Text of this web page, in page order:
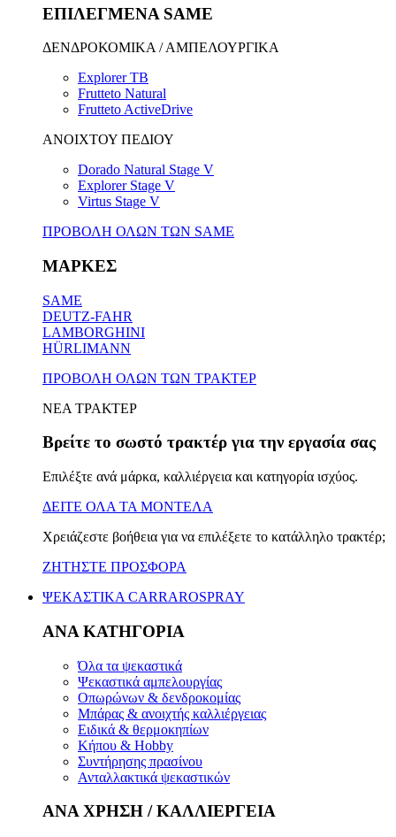
ΕΠΙΛΕΓΜΕΝΑ SAME
ΔΕΝΔΡΟΚΟΜΙΚΑ / ΑΜΠΕΛΟΥΡΓΙΚΑ
Explorer TB
Frutteto Natural
Frutteto ActiveDrive
ΑΝΟΙΧΤΟΥ ΠΕΔΙΟΥ
Dorado Natural Stage V
Explorer Stage V
Virtus Stage V
ΠΡΟΒΟΛΗ ΟΛΩΝ ΤΩΝ SAME
ΜΑΡΚΕΣ
SAME
DEUTZ-FAHR
LAMBORGHINI
HÜRLIMANN
ΠΡΟΒΟΛΗ ΟΛΩΝ ΤΩΝ ΤΡΑΚΤΕΡ
ΝΕΑ ΤΡΑΚΤΕΡ
Βρείτε το σωστό τρακτέρ για την εργασία σας
Επιλέξτε ανά μάρκα, καλλιέργεια και κατηγορία ισχύος.
ΔΕΙΤΕ ΟΛΑ ΤΑ ΜΟΝΤΕΛΑ
Χρειάζεστε βοήθεια για να επιλέξετε το κατάλληλο τρακτέρ;
ΖΗΤΗΣΤΕ ΠΡΟΣΦΟΡΑ
ΨΕΚΑΣΤΙΚΑ CARRAROSPRAY
ΑΝΑ ΚΑΤΗΓΟΡΙΑ
Όλα τα ψεκαστικά
Ψεκαστικά αμπελουργίας
Οπωρώνων & δενδροκομίας
Μπάρας & ανοιχτής καλλιέργειας
Ειδικά & θερμοκηπίων
Κήπου & Hobby
Συντήρησης πρασίνου
Ανταλλακτικά ψεκαστικών
ΑΝΑ ΧΡΗΣΗ / ΚΑΛΛΙΕΡΓΕΙΑ